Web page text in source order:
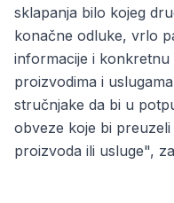
sklapanja bilo kojeg
konačne odluke, vrlo
informacije i
proizvodima i
stručnjake da bi u
obveze koje bi
proizvoda ili usluge",